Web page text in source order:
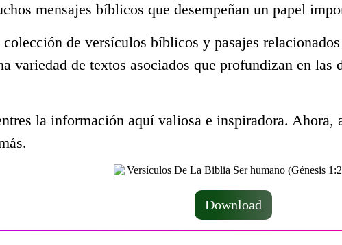
mensajes bíblicos que desempeñan un papel
de versículos bíblicos y pasajes
variedad de textos asociados que profundizan en las
la información aquí valiosa e inspiradora. Ahora,
Download